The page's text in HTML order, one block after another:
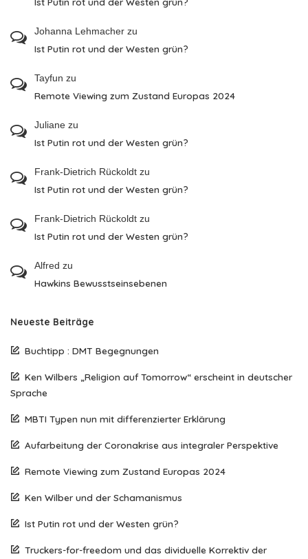
Johanna Lehmacher zu
Ist Putin rot und der Westen grün?
Tayfun zu
Remote Viewing zum Zustand Europas 2024
Juliane zu
Ist Putin rot und der Westen grün?
Frank-Dietrich Rückoldt zu
Ist Putin rot und der Westen grün?
Frank-Dietrich Rückoldt zu
Ist Putin rot und der Westen grün?
Alfred zu
Hawkins Bewusstseinsebenen
Neueste Beiträge
Buchtipp : DMT Begegnungen
Ken Wilbers „Religion auf Tomorrow“ erscheint in deutscher
Sprache
MBTI Typen nun mit differenzierter Erklärung
Aufarbeitung der Coronakrise aus integraler Perspektive
Remote Viewing zum Zustand Europas 2024
Ken Wilber und der Schamanismus
Ist Putin rot und der Westen grün?
Truckers-for-freedom und das dividuelle Korrektiv der